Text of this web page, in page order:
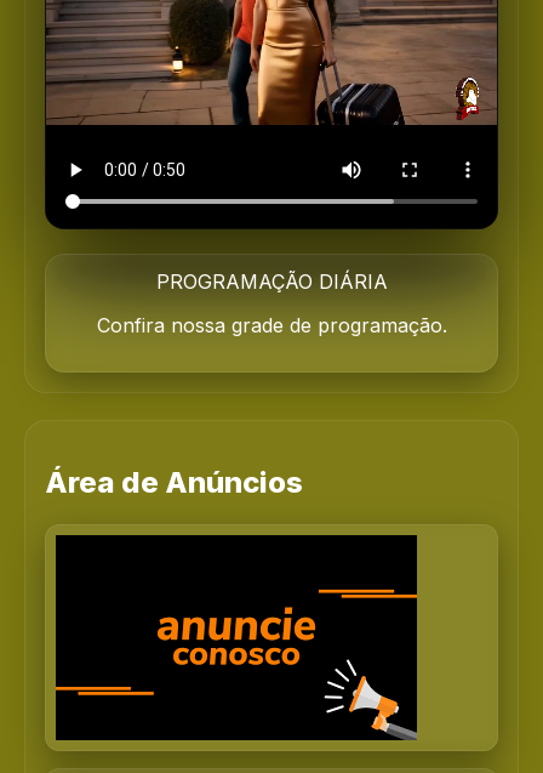
PROGRAMAÇÃO DIÁRIA
Confira nossa grade de programação.
Área de Anúncios